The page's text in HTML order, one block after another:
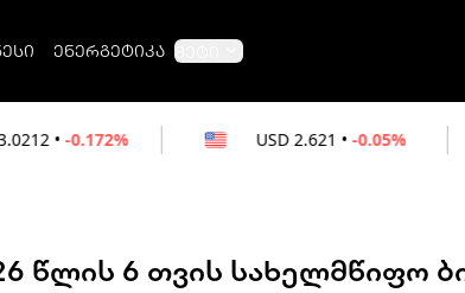
ენერგეტიკა მეტი
USD -0.05% RUB
წლის 6 თვის სახელმწიფო